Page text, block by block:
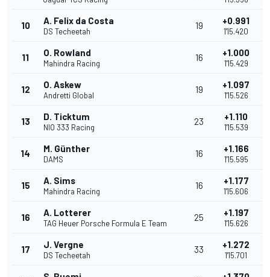
10 A. Felix da Costa
DS Techeetah
19 +0.991
1'15.420
11 O. Rowland
Mahindra Racing
16 +1.000
1'15.429
12 O. Askew
Andretti Global
19 +1.097
1'15.526
13 D. Ticktum
NIO 333 Racing
23 +1.110
1'15.539
14 M. Günther
DAMS
16 +1.166
1'15.595
15 A. Sims
Mahindra Racing
16 +1.177
1'15.606
16 A. Lotterer
TAG Heuer Porsche Formula E Team
25 +1.197
1'15.626
17 J. Vergne
DS Techeetah
33 +1.272
1'15.701